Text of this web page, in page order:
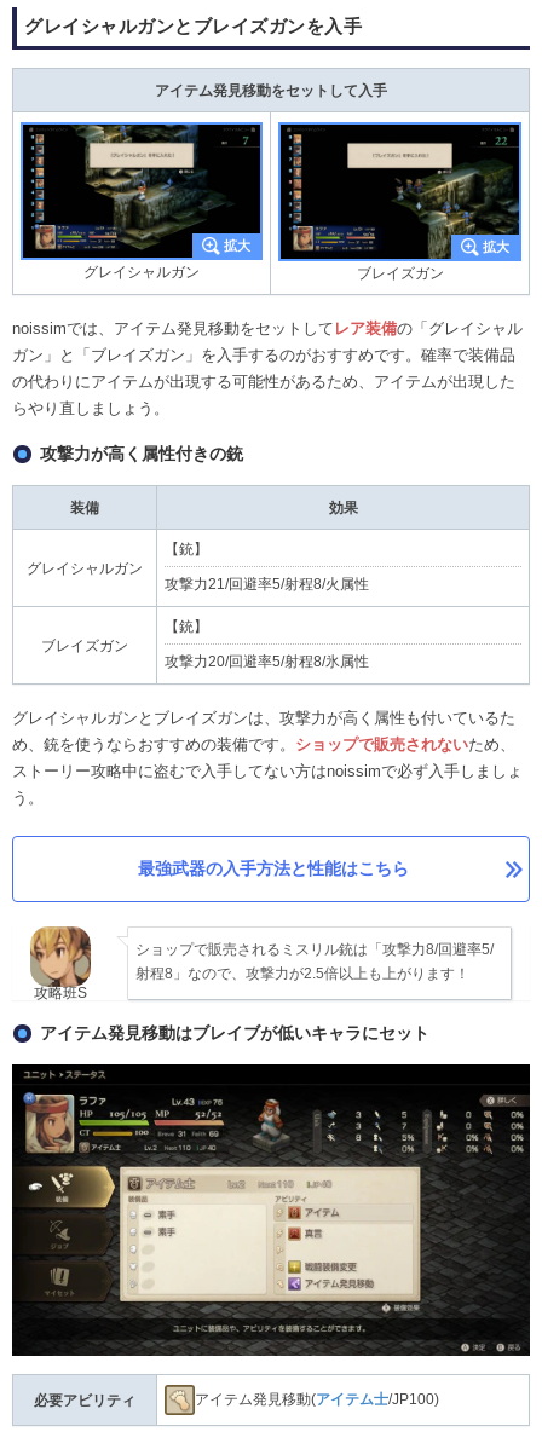
グレイシャルガンとブレイズガンを入手
アイテム発見移動をセットして入手
グレイシャルガン ブレイズガン
noissimでは、アイテム発見移動をセットして レア装備の「グレイシャル
ガン」と「ブレイズガン」を入手するのがおすすめです。確率で装備品
の代わりにアイテムが出現する可能性があるため、アイテムが出現した
らやり直しましょう。
攻撃力が高く属性付きの銃
装備 効果
グレイシャルガン
【銃】
攻撃力21/回避率5/射程8/火属性
ブレイズガン
【銃】
攻撃力20/回避率5/射程8/氷属性
グレイシャルガンとブレイズガンは、攻撃力が高く属性も付いているた
め、銃を使うならおすすめの装備です。 ショップで販売されないため、
ストーリー攻略中に盗むで入手してない方はnoissimで必ず入手しましょ
う。
最強武器の入手方法と性能はこちら
攻略班S
ショップで販売されるミスリル銃は「攻撃力8/回避率5/
射程8」なので、攻撃力が2.5倍以上も上がります！
アイテム発見移動はブレイブが低いキャラにセット
必要アビリティ アイテム発見移動(アイテム士/JP100)